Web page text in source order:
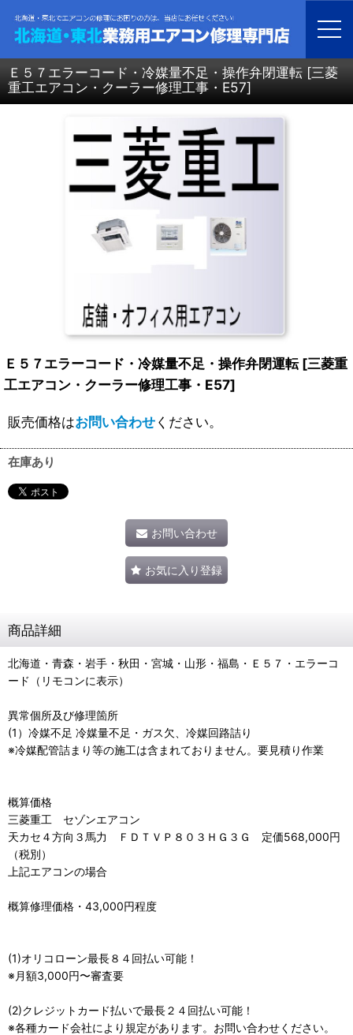
ホーム > 北海道・青森・岩手・秋田・宮城・山形・福島・業務用エアコン修理
三菱重工 エアコン修理 > Ｅ５７エラーコード・冷媒量不足・操作弁閉運転
Ｅ５７エラーコード・冷媒量不足・操作弁閉運転 [三菱
重工エアコン・クーラー修理工事・E57]
Ｅ５７エラーコード・冷媒量不足・操作弁閉運転 [三菱重
工エアコン・クーラー修理工事・E57]
販売価格はお問い合わせください。
在庫あり
お問い合わせ
お気に入り登録
商品詳細
北海道・青森・岩手・秋田・宮城・山形・福島・Ｅ５７・エラーコ
ード（リモコンに表示）
異常個所及び修理箇所
(1）冷媒不足 冷媒量不足・ガス欠、冷媒回路詰り
※冷媒配管詰まり等の施工は含まれておりません。要見積り作業
概算価格
三菱重工 セゾンエアコン
天カセ４方向３馬力 ＦＤＴＶＰ８０３ＨＧ３Ｇ 定価568,000円
（税別）
上記エアコンの場合
概算修理価格・43,000円程度
(1)オリコローン最長８４回払い可能！
※月額3,000円〜審査要
(2)クレジットカード払いで最長２４回払い可能！
※各種カード会社により規定があります。お問い合わせください。